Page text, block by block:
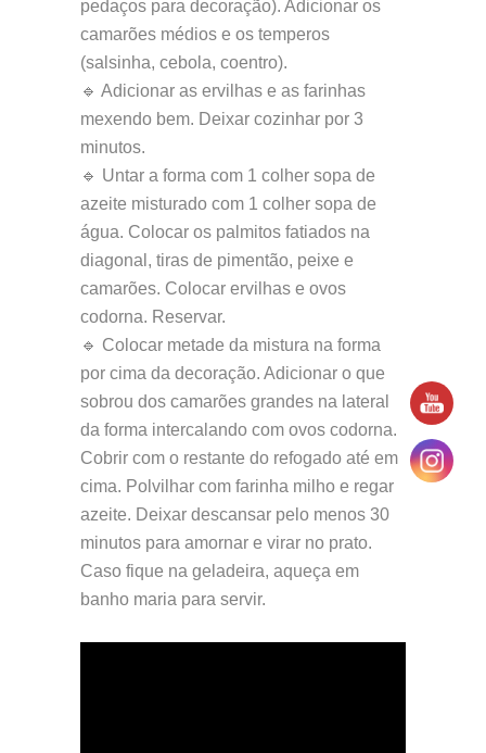
pedaços para decoração). Adicionar os
camarões médios e os temperos
(salsinha, cebola, coentro).
🔹 Adicionar as ervilhas e as farinhas
mexendo bem. Deixar cozinhar por 3
minutos.
🔹 Untar a forma com 1 colher sopa de
azeite misturado com 1 colher sopa de
água. Colocar os palmitos fatiados na
diagonal, tiras de pimentão, peixe e
camarões. Colocar ervilhas e ovos
codorna. Reservar.
🔹 Colocar metade da mistura na forma
por cima da decoração. Adicionar o que
sobrou dos camarões grandes na lateral
da forma intercalando com ovos codorna.
Cobrir com o restante do refogado até em
cima. Polvilhar com farinha milho e regar
azeite. Deixar descansar pelo menos 30
minutos para amornar e virar no prato.
Caso fique na geladeira, aqueça em
banho maria para servir.